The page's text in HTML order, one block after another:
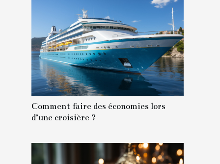
Comment faire des économies lors
d’une croisière ?